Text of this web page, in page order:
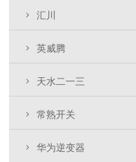
汇川
英威腾
天水二一三
常熟开关
华为逆变器